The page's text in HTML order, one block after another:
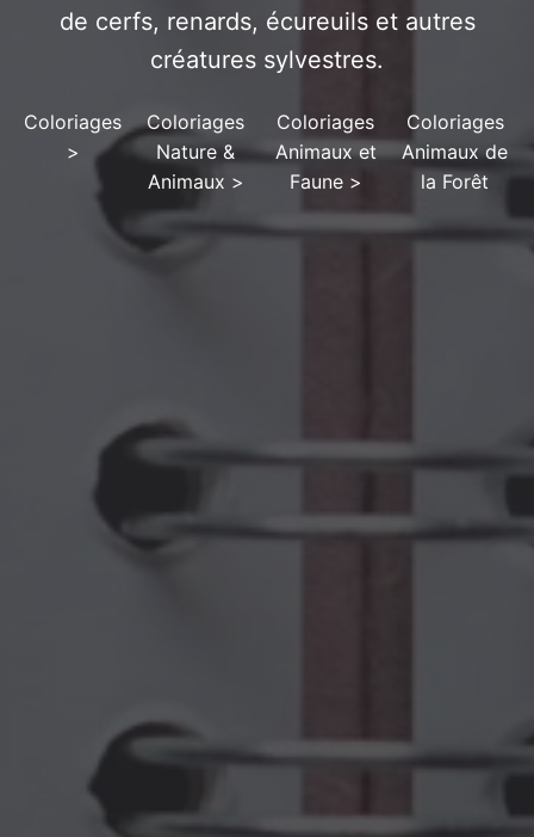
de cerfs, renards, écureuils et autres
créatures sylvestres.
Coloriages
>
Coloriages
Nature &
Animaux >
Coloriages
Animaux et
Faune >
Coloriages
Animaux de
la Forêt